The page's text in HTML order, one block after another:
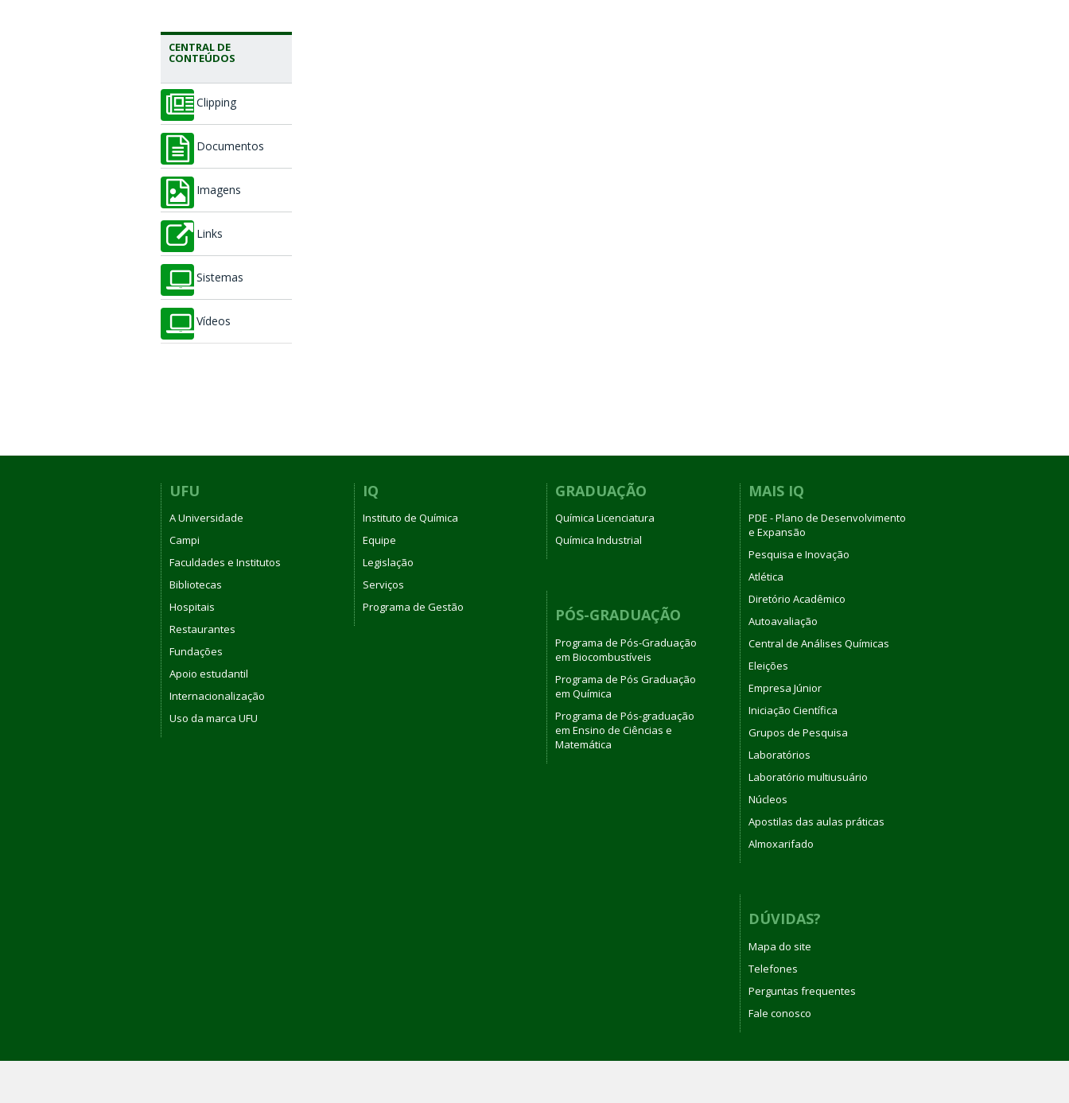
CENTRAL DE
CONTEÚDOS
Clipping
Documentos
Imagens
Links
Sistemas
Vídeos
UFU
A Universidade
Campi
Faculdades e Institutos
Bibliotecas
Hospitais
Restaurantes
Fundações
Apoio estudantil
Internacionalização
Uso da marca UFU
IQ
Instituto de Química
Equipe
Legislação
Serviços
Programa de Gestão
GRADUAÇÃO
Química Licenciatura
Química Industrial
PÓS-GRADUAÇÃO
Programa de Pós-Graduação
em Biocombustíveis
Programa de Pós Graduação
em Química
Programa de Pós-graduação
em Ensino de Ciências e
Matemática
MAIS IQ
PDE - Plano de Desenvolvimento
e Expansão
Pesquisa e Inovação
Atlética
Diretório Acadêmico
Autoavaliação
Central de Análises Químicas
Eleições
Empresa Júnior
Iniciação Científica
Grupos de Pesquisa
Laboratórios
Laboratório multiusuário
Núcleos
Apostilas das aulas práticas
Almoxarifado
DÚVIDAS?
Mapa do site
Telefones
Perguntas frequentes
Fale conosco